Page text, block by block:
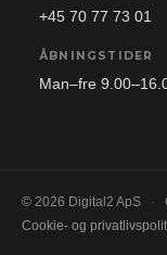
+45 70 77 73 01
ÅBNINGSTIDER
Man–fre
© 2026 Digital2 ApS ·
Cookie- og